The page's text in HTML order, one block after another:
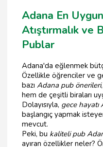
Adana En
Atıştırmalık ve
Publar
Adana'da eğlenmek
Özellikle öğrenciler ve
bazı Adana pub önerileri
hem de çeşitli biraları
Dolayısıyla, gece hayatı
başlangıç yapmak
mevcut.
Peki, bu kaliteli pub
ayıran özellikler neler?